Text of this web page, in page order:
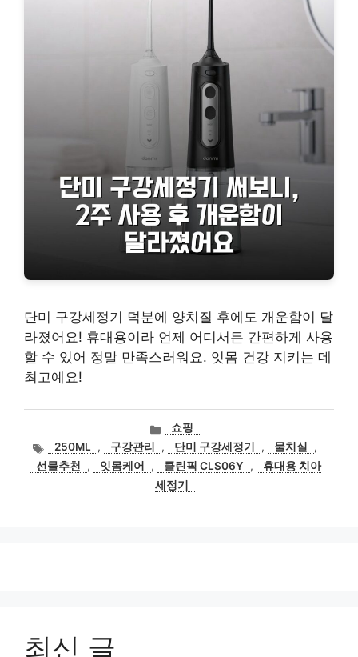
단미 구강세정기 덕분에 양치질 후에도 개운함이 달
라졌어요! 휴대용이라 언제 어디서든 간편하게 사용
할 수 있어 정말 만족스러워요. 잇몸 건강 지키는 데
최고예요!
카
테
고
리
쇼핑
태
그
250ML , 구강관리 , 단미 구강세정기 , 물치실
,
선물추천
, 잇몸케어 , 클린픽 CLS06Y ,
휴대용 치아
세정기
최신 글